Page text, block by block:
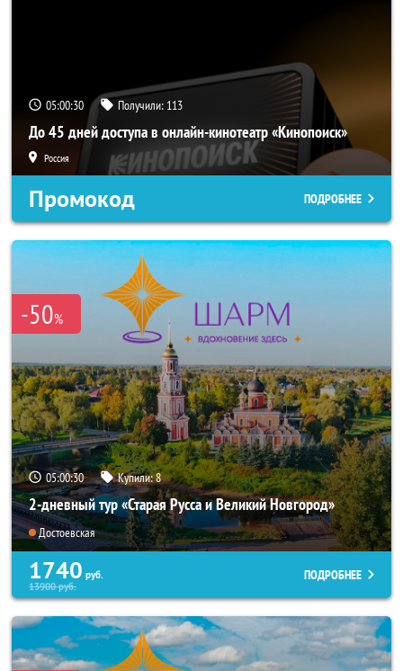
05:00:28 Получили: 113
До 45 дней доступа в онлайн-кинотеатр «Кинопоиск»
Россия
Промокод ПОДРОБНЕЕ
-50%
05:00:28 Купили:8
2-дневный тур «Старая Русса и Великий Новгород»
Достоевская
1740 руб.
13900руб.
ПОДРОБНЕЕ